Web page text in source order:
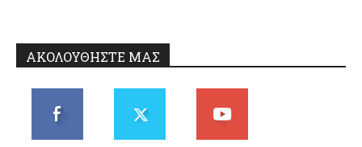
ΑΚΟΛΟΥΘΗΣΤΕ ΜΑΣ